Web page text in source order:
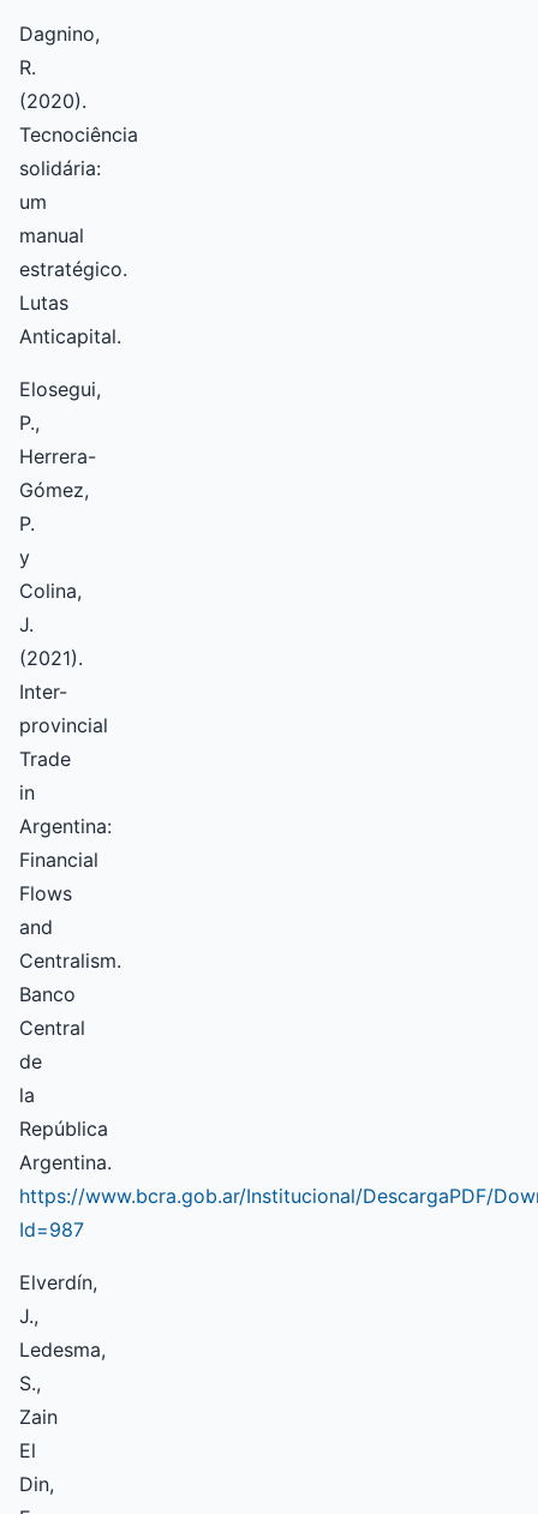
Dagnino,
R.
(2020).
Tecnociência
solidária:
um
manual
estratégico.
Lutas
Anticapital.
Elosegui,
P.,
Herrera-
Gómez,
P.
y
Colina,
J.
(2021).
Inter-
provincial
Trade
in
Argentina:
Financial
Flows
and
Centralism.
Banco
Central
de
la
República
Argentina.
https://www.bcra.gob.ar/Institucional/DescargaPDF/
Id=987
Elverdín,
J.,
Ledesma,
S.,
Zain
El
Din,